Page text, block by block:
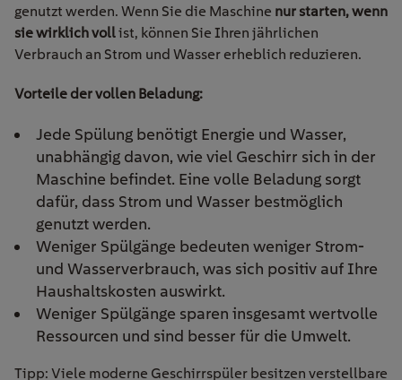
genutzt werden. Wenn Sie die Maschine nur starten, wenn
sie wirklich vollist, können Sie Ihren jährlichen
Verbrauch an Strom und Wasser erheblich reduzieren.
Vorteile der vollen Beladung:
Jede Spülung benötigt Energie und Wasser,
unabhängig davon, wie viel Geschirr sich in der
Maschine befindet. Eine volle Beladung sorgt
dafür, dass Strom und Wasser bestmöglich
genutzt werden.
Weniger Spülgänge bedeuten weniger Strom-
und Wasserverbrauch, was sich positiv auf Ihre
Haushaltskosten auswirkt.
Weniger Spülgänge sparen insgesamt wertvolle
Ressourcen und sind besser für die Umwelt.
Tipp: Viele moderne Geschirrspüler besitzen verstellbare